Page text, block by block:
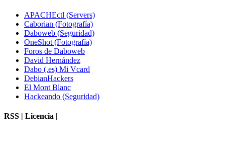
APACHEctl (Servers)
Caborian (Fotografía)
Daboweb (Seguridad)
OneShot (Fotografía)
Foros de Daboweb
David Hernández
Dabo (.es) Mi Vcard
DebianHackers
El Mont Blanc
Hackeando (Seguridad)
RSS | Licencia |